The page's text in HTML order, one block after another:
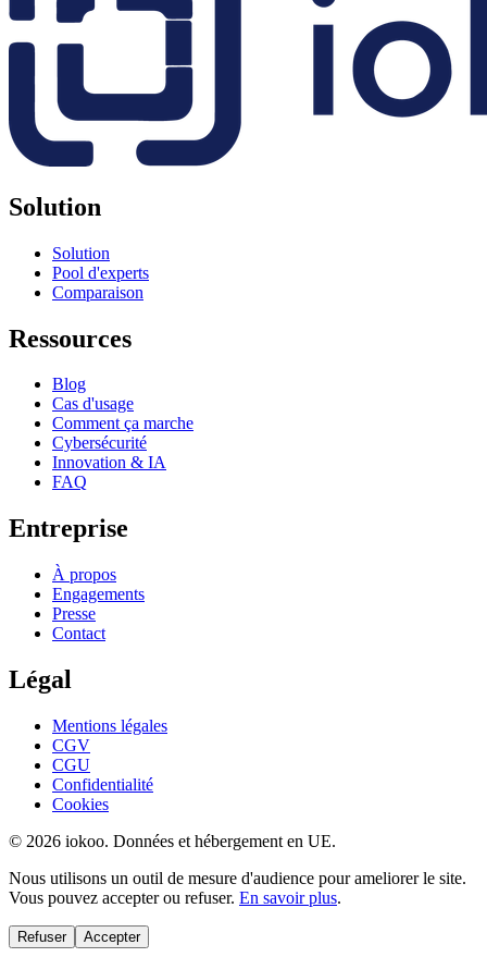
Solution
Solution
Pool d'experts
Comparaison
Ressources
Blog
Cas d'usage
Comment ça marche
Cybersécurité
Innovation & IA
FAQ
Entreprise
À propos
Engagements
Presse
Contact
Légal
Mentions légales
CGV
CGU
Confidentialité
Cookies
© 2026 iokoo. Données et hébergement en UE.
Nous utilisons un outil de mesure d'audience pour ameliorer le site.
Vous pouvez accepter ou refuser. En savoir plus.
Refuser Accepter